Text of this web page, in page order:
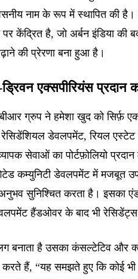
नाम के रूप में स्थापित की
पर केंद्रित है, जो अर्बन इंडिया की
की प्रेरणा बना हुआ है।
एक्सपीरियंस प्रदान
ग्रुप ने हमेशा खुद को सिर्फ़
डेवलपमेंट, रियल
सेवाओं का पोर्टफ़ोलियो
कम्युनिटी डेवलपमेंट में मजबूत
अनुभव सुनिश्चित करता है। इसका
हैंडओवर के बाद भी रेसिडेंट्स
बनाता है उसका कंसल्टेटिव और
करते हैं, “यह समझते हुए कि कोई